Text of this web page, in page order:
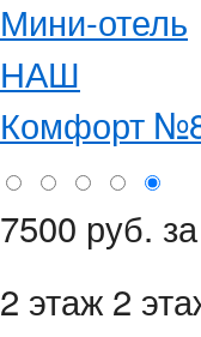
Комфорт
7500 руб.
2 этаж 2